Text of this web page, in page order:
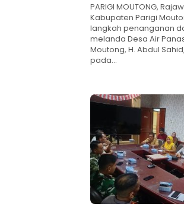
PARIGI MOUTONG,
Kabupaten Parigi
langkah penanganan
melanda Desa Air
Moutong, H. Abdul
pada…